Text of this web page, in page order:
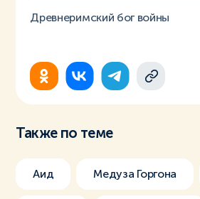
Древнеримский бог войны
Также по теме
Аид Медуза Горгона